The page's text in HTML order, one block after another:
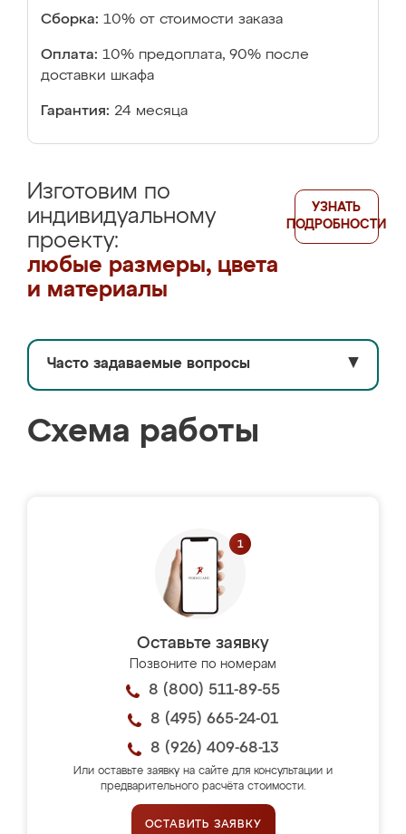
Сборка: 10% от стоимости заказа
Оплата: 10% предоплата, 90% после
доставки шкафа
Гарантия: 24 месяца
Изготовим по
индивидуальному
проекту:
любые размеры, цвета
и материалы
УЗНАТЬ
ПОДРОБНОСТИ
Часто задаваемые вопросы ▼
Схема работы
Оставьте заявку
Позвоните по номерам
8 (800) 511-89-55
8 (495) 665-24-01
8 (926) 409-68-13
Или оставьте заявку на сайте для консультации и
предварительного расчёта стоимости.
ОСТАВИТЬ ЗАЯВКУ